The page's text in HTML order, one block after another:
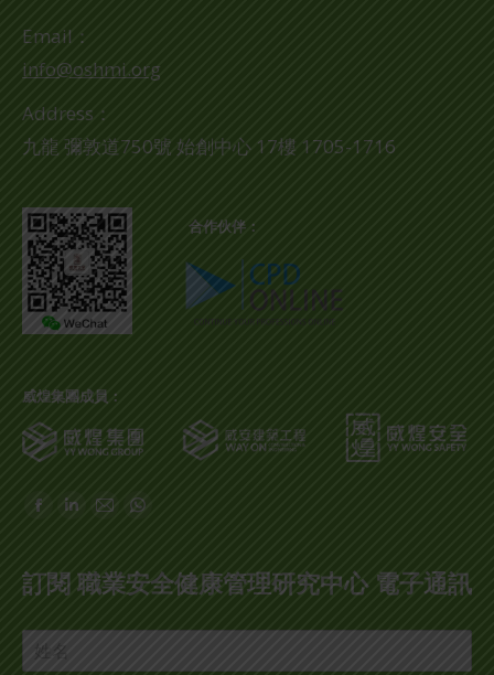
Email：
info@oshmi.org
Address：
九龍 彌敦道750號 始創中心 17樓 1705-1716
合作伙伴：
威煌集團成員：
Find us on:
Facebook
opens
in
new
window
Linkedin
opens
in
new
Mail
opens
in
new
Whatsapp
opens
in
new
訂閱 職業安全健康管理研究中心 電子通訊